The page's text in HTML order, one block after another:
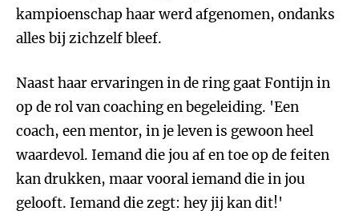
kampioenschap haar werd afgenomen, ondanks
alles bij zichzelf bleef.
Naast haar ervaringen in de ring gaat Fontijn in
op de rol van coaching en begeleiding. 'Een
coach, een mentor, in je leven is gewoon heel
waardevol. Iemand die jou af en toe op de feiten
kan drukken, maar vooral iemand die in jou
gelooft. Iemand die zegt: hey jij kan dit!'